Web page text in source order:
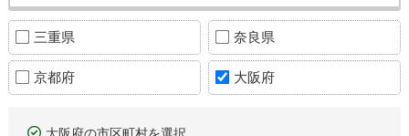
三重県 奈良県
京都府 大阪府